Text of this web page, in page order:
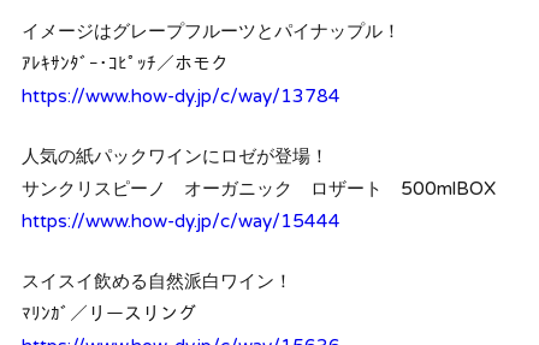
イメージはグレープフルーツとパイナップル！
ｱﾚｷｻﾝﾀﾞｰ･ｺﾋﾟｯﾁ／ホモク
https://www.how-dy.jp/c/way/13784
人気の紙パックワインにロゼが登場！
サンクリスピーノ オーガニック ロザート 500mlBOX
https://www.how-dy.jp/c/way/15444
スイスイ飲める自然派白ワイン！
ﾏﾘﾝｶﾞ／リースリング